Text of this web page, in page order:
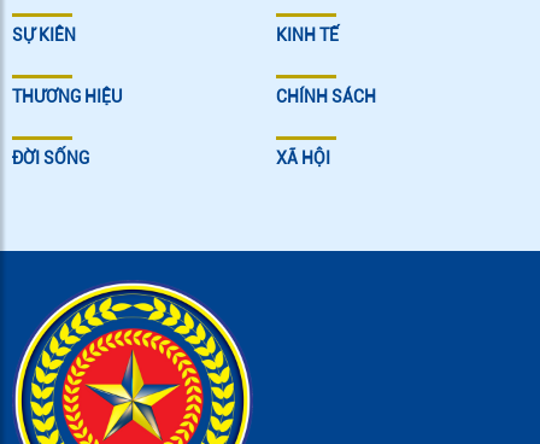
SỰ KIÊN KINH TẾ
THƯƠNG HIỆU CHÍNH SÁCH
ĐỜI SỐNG XÃ HỘI